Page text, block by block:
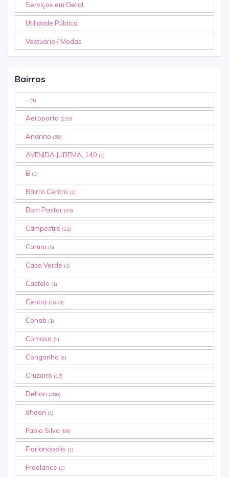
Serviços em Geral
Utilidade Pública
Vestuário / Modas
Bairros
.. (1)
Aeroporto (233)
Andrino (59)
AVENIDA JUREMA, 140 (1)
B (1)
Bairro Centro (1)
Bom Pastor (35)
Campestre (11)
Caruru (5)
Casa Verde (1)
Castelo (1)
Centro (1873)
Cohab (1)
Comasa (9)
Congonha (6)
Cruzeiro (17)
Dehon (280)
dheon (1)
Fabio Silva (68)
Florianópolis (1)
Freelance (1)